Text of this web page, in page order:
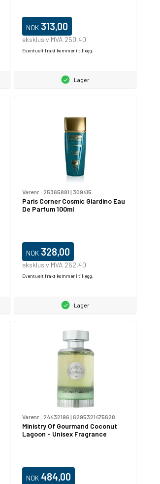
NOK 313,00
eksklusiv MVA 250,40
Eventuelt frakt kommer i tillegg.
Lager
Varenr.: 25365881 | 309415
Paris Corner Cosmic Giardino Eau
De Parfum 100ml
NOK 328,00
eksklusiv MVA 262,40
Eventuelt frakt kommer i tillegg.
Lager
Varenr.: 24432196 | 6295321475628
Ministry Of Gourmand Coconut
Lagoon - Unisex Fragrance
NOK 484,00